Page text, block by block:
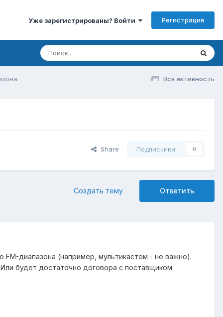
Уже зарегистрированы? Войти Регистрация
Вся активность
Share Подписчики 0
Ответить
Создать тему
диапазона (например, мультикастом - не важно).
будет достаточно договора с поставщиком